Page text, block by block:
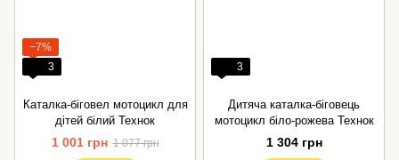
−7%
3
Каталка-біговел мотоцикл для
дітей білий Технок
1 001 грн 1 077 грн
3
Дитяча каталка-біговець
мотоцикл біло-рожева Технок
1 304 грн